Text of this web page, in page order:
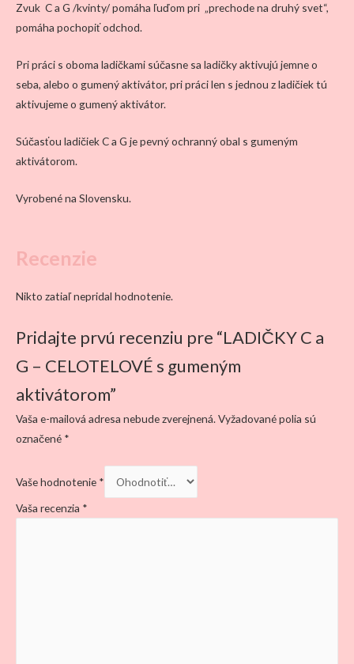
Zvuk C a G /kvinty/ pomáha ľuďom pri „prechode na druhý svet“,
pomáha pochopiť odchod.
Pri práci s oboma ladičkami súčasne sa ladičky aktivujú jemne o
seba, alebo o gumený aktivátor, pri práci len s jednou z ladičiek tú
aktivujeme o gumený aktivátor.
Súčasťou ladičiek C a G je pevný ochranný obal s gumeným
aktivátorom.
Vyrobené na Slovensku.
Recenzie
Nikto zatiaľ nepridal hodnotenie.
Pridajte prvú recenziu pre “LADIČKY C a
G – CELOTELOVÉ s gumeným
aktivátorom”
Vaša e-mailová adresa nebude zverejnená. Vyžadované polia sú
označené *
Vaše hodnotenie *
Vaša recenzia *